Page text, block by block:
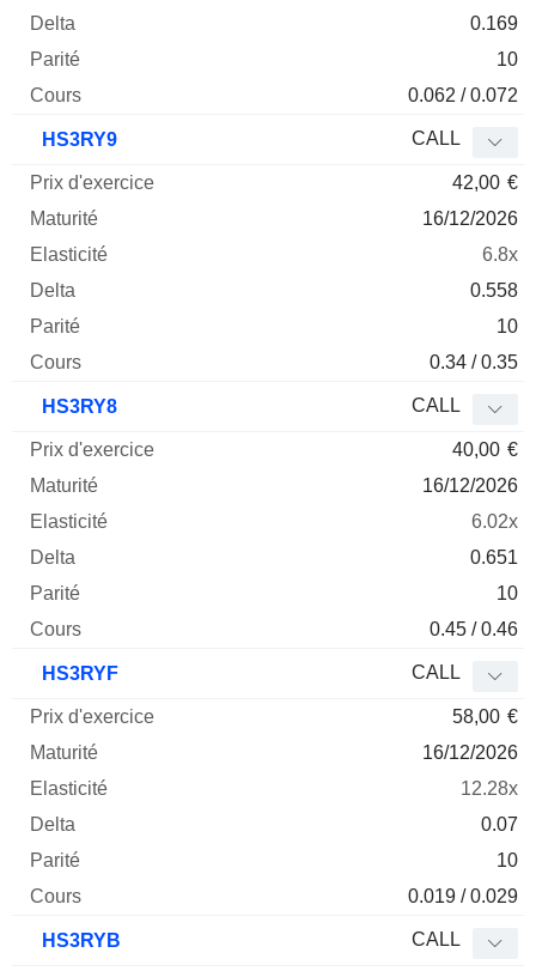
0.169
10
0.062 / 0.072
HS3RY9 CALL
42,00 €
16/12/2026
6.8x
0.558
10
0.34 / 0.35
HS3RY8 CALL
40,00 €
16/12/2026
6.02x
0.651
10
0.45 / 0.46
HS3RYF CALL
58,00 €
16/12/2026
12.28x
0.07
10
0.019 / 0.029
HS3RYB CALL